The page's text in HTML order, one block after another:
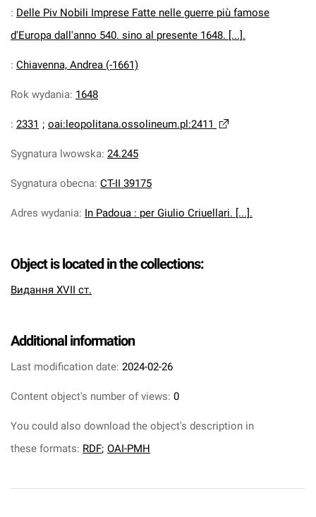
: Delle Piv Nobili Imprese Fatte nelle guerre più famose
d'Europa dall'anno 540. sino al presente 1648. [...].
: Chiavenna, Andrea (-1661)
Rok wydania: 1648
: 2331 ; oai:leopolitana.ossolineum.pl:2411
Sygnatura lwowska: 24.245
Sygnatura obecna: CT-II 39175
Adres wydania: In Padoua : per Giulio Criuellari. [...].
Object is located in the collections:
Видання XVII ст.
Additional information
Last modification date: 2024-02-26
Content object's number of views: 0
You could also download the object's description in
these formats: RDF; OAI-PMH